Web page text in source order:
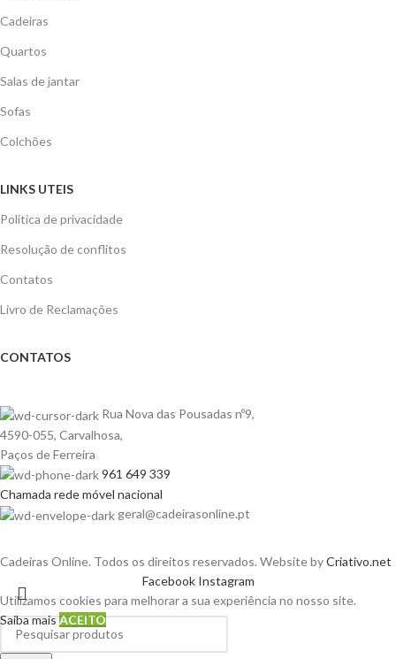
Cadeiras
Quartos
Salas de jantar
Sofas
Colchões
LINKS UTEIS
Politica de privacidade
Resolução de conflitos
Contatos
Livro de Reclamações
CONTATOS
Rua Nova das Pousadas nº9,
4590-055, Carvalhosa,
Paços de Ferreira
961 649 339
Chamada rede móvel nacional
geral@cadeirasonline.pt
Cadeiras Online. Todos os direitos reservados. Website byCriativo.net
Facebook Instagram
Utilizamos cookies para melhorar a sua experiência no nosso site.
Saiba maisACEITO